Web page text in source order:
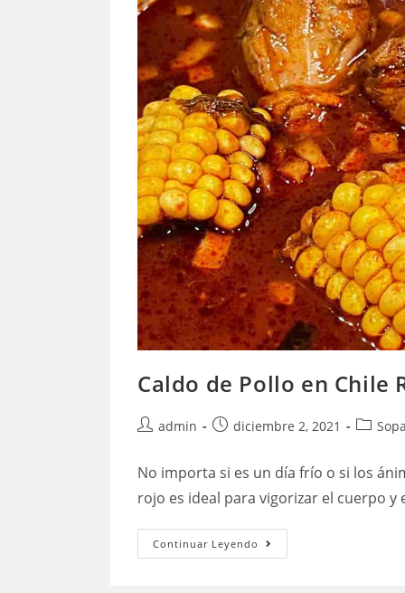
Caldo de Pollo en Chile
Autor
entrada:
admin
Publicación
entrada:
diciembre 2, 2021
la
entrada:
No importa si es un día frío o si los
rojo es ideal para vigorizar el cuerpo y
Continuar Leyendo
de